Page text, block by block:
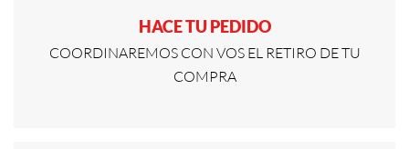
HACE TU PEDIDO
COORDINAREMOS CON VOS EL RETIRO DE TU
COMPRA